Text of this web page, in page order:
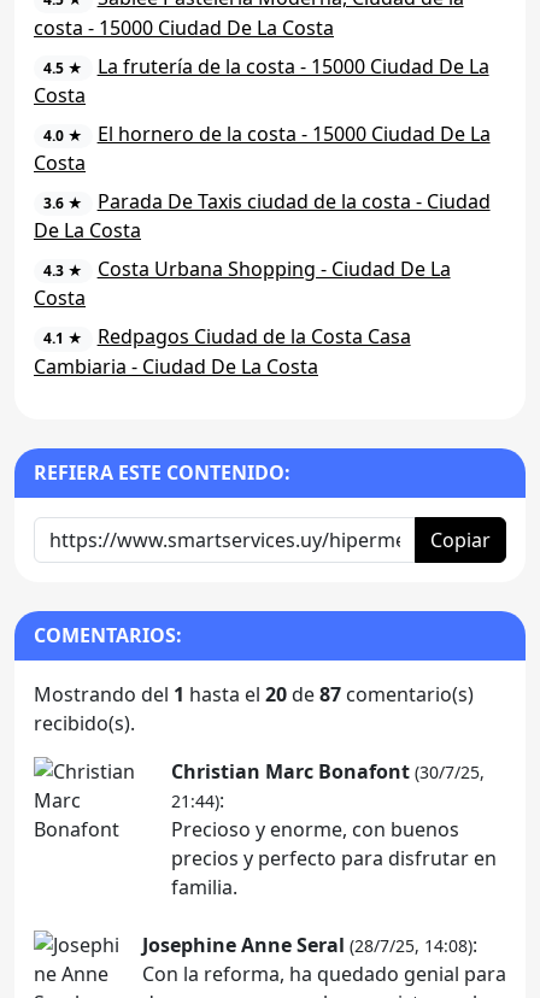
costa - 15000 Ciudad De La Costa
4.5 ★
La frutería de la costa - 15000 Ciudad De La
Costa
4.0 ★
El hornero de la costa - 15000 Ciudad De La
Costa
3.6 ★
Parada De Taxis ciudad de la costa - Ciudad
De La Costa
4.3 ★
Costa Urbana Shopping - Ciudad De La
Costa
4.1 ★
Redpagos Ciudad de la Costa Casa
Cambiaria - Ciudad De La Costa
REFIERA ESTE CONTENIDO:
Copiar
COMENTARIOS:
Mostrando del 1 hasta el 20de87 comentario(s)
recibido(s).
Christian Marc Bonafont (30/7/25,
21:44):
Precioso y enorme, con buenos
precios y perfecto para disfrutar en
familia.
Josephine Anne Seral (28/7/25, 14:08):
Con la reforma, ha quedado genial para